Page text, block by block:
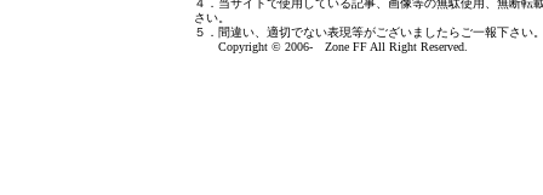
４．当サイトで使用している記事、画像等の無駄使用、無断転
さい。
５．間違い、適切でない表現等がございましたら ご一報下さい
Copyright © 2006- Zone FF All Right Reserved.